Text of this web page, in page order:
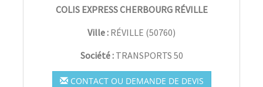
COLIS EXPRESS CHERBOURG RÉVILLE
Ville : RÉVILLE (50760)
Société : TRANSPORTS 50
CONTACT OU DEMANDE DE DEVIS